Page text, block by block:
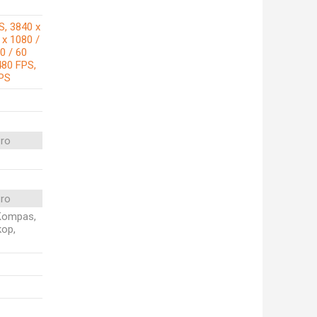
3840 x
x 1080 /
/ 60
FPS,